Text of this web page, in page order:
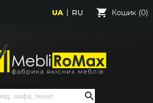
UA RU Кошик (0)